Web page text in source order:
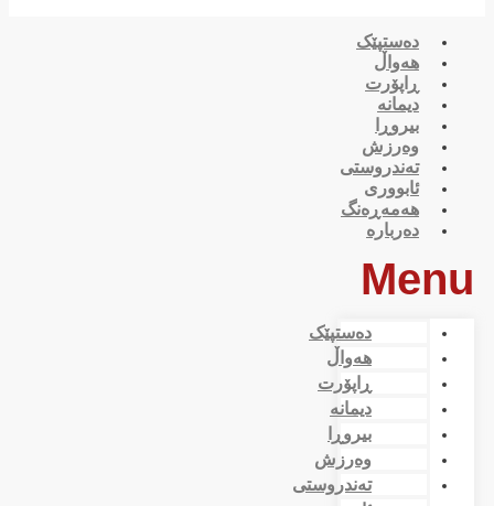
دەستپێک
هەواڵ
ڕاپۆرت
دیمانە
بیروڕا
وەرزش
تەندروستی
ئابووری
هەمەڕەنگ
دەربارە
Menu
دەستپێک
هەواڵ
ڕاپۆرت
دیمانە
بیروڕا
وەرزش
تەندروستی